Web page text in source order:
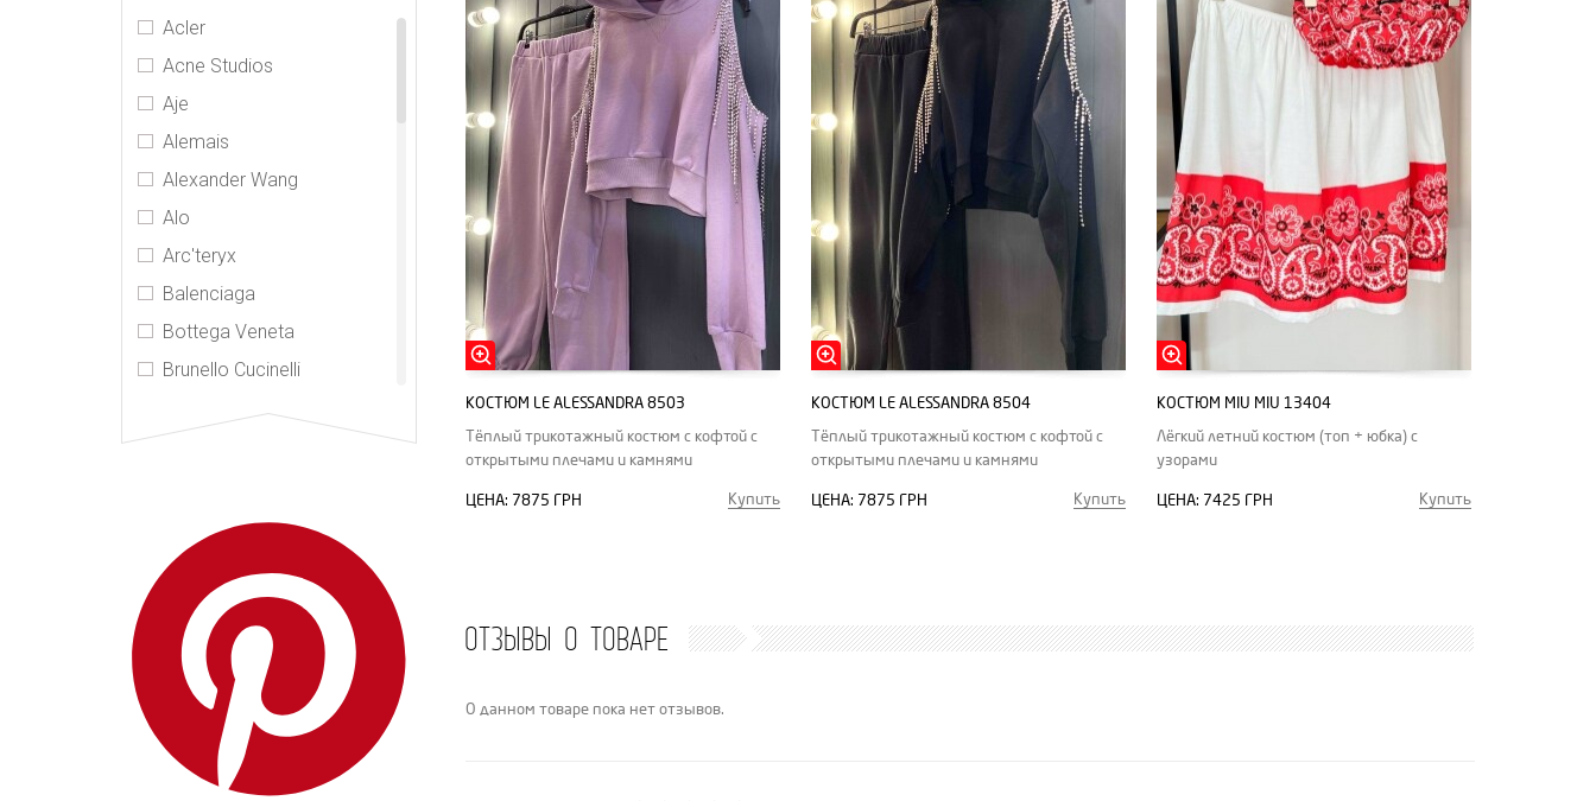
Acler
Acne Studios
Aje
Alemais
Alexander Wang
Alo
Arc'teryx
Balenciaga
Bottega Veneta
Brunello Cucinelli
Fendi
Gucci
Hermes
Jil Sander
Le Alessandra
Loewe
Loro Piana
КОСТЮМ LE ALESSANDRA 8503
Тёплый трикотажный костюм с кофтой с
открытыми плечами и камнями
ЦЕНА: 7875 ГРН Купить
КОСТЮМ LE ALESSANDRA 8504
Тёплый трикотажный костюм с кофтой с
открытыми плечами и камнями
ЦЕНА: 7875 ГРН Купить
КОСТЮМ MIU MIU 13404
Лёгкий летний костюм (топ + юбка) c
узорами
ЦЕНА: 7425 ГРН Купить
ОТЗЫВЫ О ТОВАРЕ
О данном товаре пока нет отзывов.